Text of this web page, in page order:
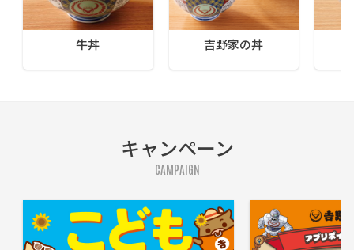
牛丼 吉野家の丼
キャンペーン
CAMPAIGN